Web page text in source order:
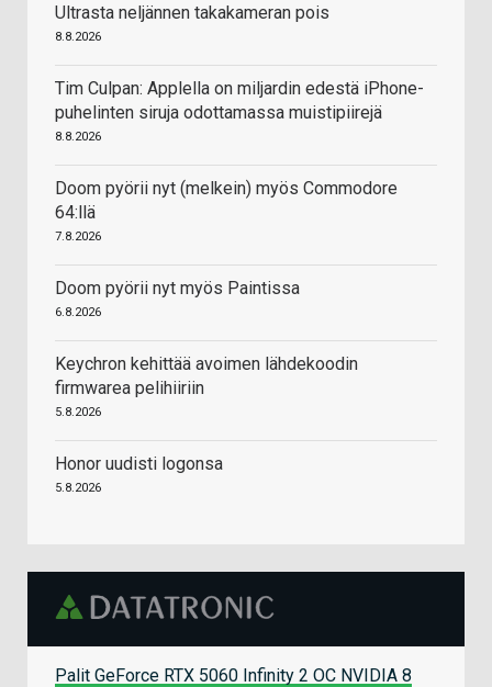
Ultrasta neljännen takakameran pois
8.8.2026
Tim Culpan: Applella on miljardin edestä iPhone-
puhelinten siruja odottamassa muistipiirejä
8.8.2026
Doom pyörii nyt (melkein) myös Commodore
64:llä
7.8.2026
Doom pyörii nyt myös Paintissa
6.8.2026
Keychron kehittää avoimen lähdekoodin
firmwarea pelihiiriin
5.8.2026
Honor uudisti logonsa
5.8.2026
Palit GeForce RTX 5060 Infinity 2 OC NVIDIA 8